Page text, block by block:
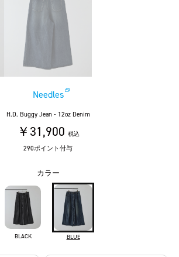
Needles
H.D. Buggy Jean - 12oz Denim
￥31,900 税込
290ポイント付与
カラー
BLACK BLUE